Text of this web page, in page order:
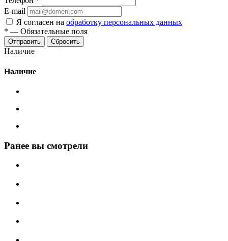
E-mail
Я согласен на обработку персональных данных
* — Обязательные поля
Сбросить
Наличие
Наличие
Ранее вы смотрели